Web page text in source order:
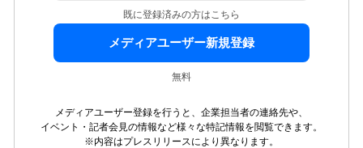
既に登録済みの方はこちら
メディアユーザー新規登録
無料
メディアユーザー登録を行うと、企業担当者の連絡先や、
イベント・記者会見の情報など様々な特記情報を閲覧できます。
※内容はプレスリリースにより異なります。